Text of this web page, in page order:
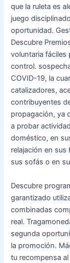
que la ruleta es
juego
oportunidad.
Descubre
voluntaria fáciles
control.
COVID-19, la
catalizadores,
contribuyentes
propagación, ya
a probar
doméstico, en
relajación en
sus sofás o en
Descubre
garantizado
combinadas
real.
segunda
la promoción.
tu recompensa